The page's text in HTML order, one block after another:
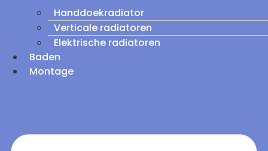
Handdoekradiator
Verticale radiatoren
Elektrische radiatoren
Baden
Montage